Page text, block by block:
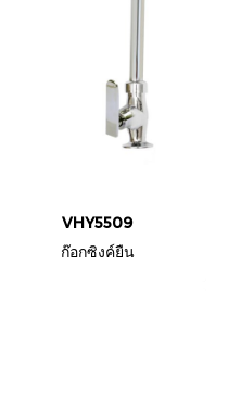
VHY5509
ก๊อกซิงค์ยืน